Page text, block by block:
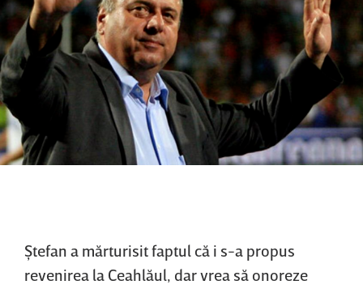
Ştefan a mărturisit faptul că i s-a propus
revenirea la Ceahlăul, dar vrea să onoreze